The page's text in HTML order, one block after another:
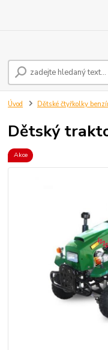
Úvod Dětské čtyřkolky
Dětský
Akce